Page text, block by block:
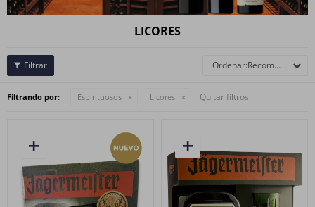
LICORES
Recomendados
Filtrando por: Espirituosos Licores Quitar filtros